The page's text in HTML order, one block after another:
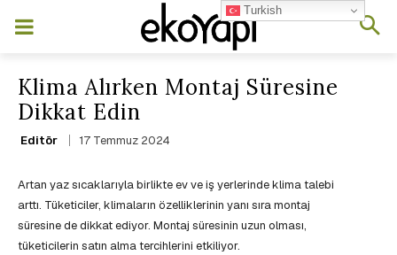
Klima Alırken Montaj Süresine
Dikkat Edin
Editör 17 Temmuz 2024
Artan yaz sıcaklarıyla birlikte ev ve iş yerlerinde klima talebi
arttı. Tüketiciler, klimaların özelliklerinin yanı sıra montaj
süresine de dikkat ediyor. Montaj süresinin uzun olması,
tüketicilerin satın alma tercihlerini etkiliyor.
Turkish